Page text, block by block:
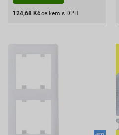
124,68 Kč celkem s DPH